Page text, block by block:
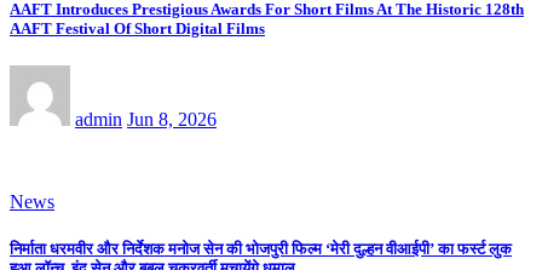
AAFT Introduces Prestigious Awards For Short Films At The Historic 128th
AAFT Festival Of Short Digital Films
admin Jun 8, 2026
News
निर्माता धरमवीर और निर्देशक मनोज सेन की भोजपुरी फिल्म ‘मेरी दुल्हन वीआईपी’ का फर्स्ट लुक